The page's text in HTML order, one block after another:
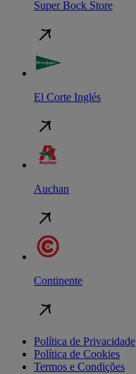
Super Bock Store
El Corte Inglés
Auchan
Continente
Política de Privacidade
Política de Cookies
Termos e Condições